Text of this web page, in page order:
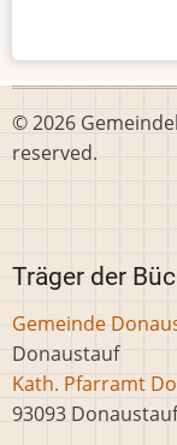
© 2026
reserved.
Träger der
Gemeinde
Donaustauf
Kath. Pfarramt
93093 Donaustauf